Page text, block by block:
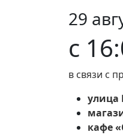
29
с
в связи с
улица
кафе